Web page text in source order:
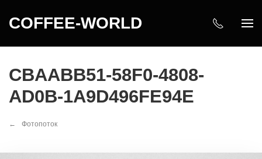
COFFEE-WORLD
CBAABB51-58F0-4808-
AD0B-1A9D496FE94E
Фотопоток